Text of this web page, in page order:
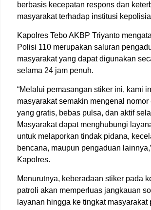
berbasis kecepatan respons dan
masyarakat terhadap institusi
Kapolres Tebo AKBP Triyanto
Polisi 110 merupakan saluran
masyarakat yang dapat digunakan
selama 24 jam penuh.
“Melalui pemasangan stiker ini, kami
masyarakat semakin mengenal nomor
yang gratis, bebas pulsa, dan aktif
Masyarakat dapat menghubungi
untuk melaporkan tindak pidana,
bencana, maupun pengaduan
Kapolres.
Menurutnya, keberadaan stiker pada
patroli akan memperluas jangkauan
layanan hingga ke tingkat masyarakat